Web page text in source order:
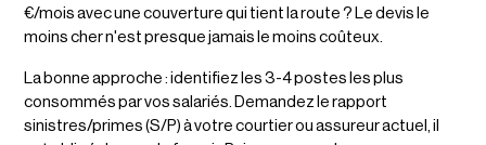
€/mois avec une couverture qui tient la route ? Le devis le
moins cher n'est presque jamais le moins coûteux.
La bonne approche : identifiez les 3-4 postes les plus
consommés par vos salariés. Demandez le rapport
sinistres/primes (S/P) à votre courtier ou assureur actuel, il